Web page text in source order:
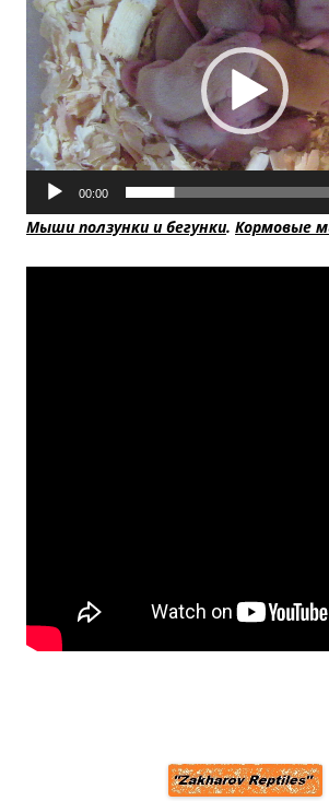
00:00
Мыши ползунки и бегунки. Кормовые